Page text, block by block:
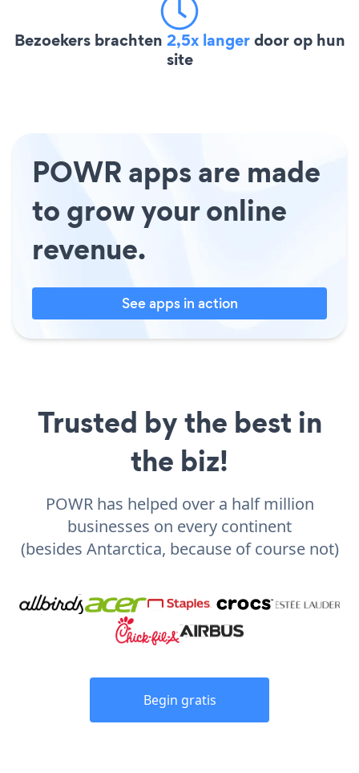
Bezoekers brachten 2,5x langerdoor op hun
site
POWR apps are made
to grow your online
revenue.
See apps in action
Trusted by the best in
the biz!
POWR has helped over a half million
businesses on every continent
(besides Antarctica, because of course not)
Begin gratis